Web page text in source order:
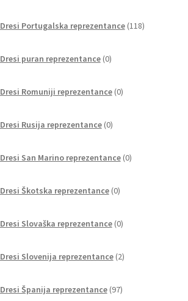
Dresi Portugalska reprezentance 118izdelkov
Dresi puran reprezentance 0izdelkov
Dresi Romuniji reprezentance 0izdelkov
Dresi Rusija reprezentance 0izdelkov
Dresi San Marino reprezentance 0izdelkov
Dresi Škotska reprezentance 0izdelkov
Dresi Slovaška reprezentance 0izdelkov
Dresi Slovenija reprezentance 2izdelka
Dresi Španija reprezentance 97izdelkov